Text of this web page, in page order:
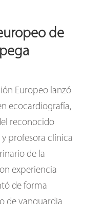
de
Europeo lanzó
ecocardiografía,
reconocido
profesora clínica
de la
experiencia
de forma
de vanguardia